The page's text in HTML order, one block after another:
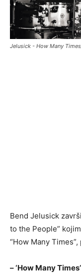
Jelusick - How Many
Bend Jelusick
to the People”
“How Many
– ‘How Many